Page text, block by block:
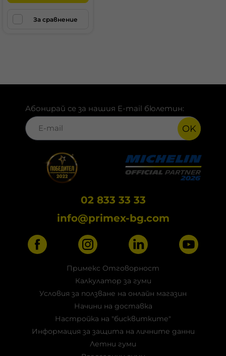
За сравнение
Абонирай се за нашия E-mail бюлетин:
OK
02 833 33 33
info@primex-bg.com
Примекс Отговорност
Калкулатор за гуми
Условия за ползване на онлайн магазин
Начини на доставка
Настройка на "бисквитките"
Информация за защита на личните данни
Летни гуми